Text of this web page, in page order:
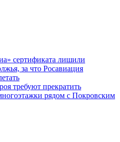
сертификата лишили
за что Росавиация
требуют прекратить
рядом с Покровским